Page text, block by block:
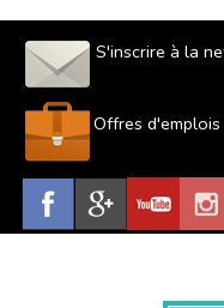
S'inscrire à la
Offres d'emplois